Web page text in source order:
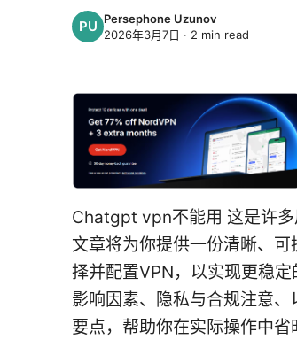
Persephone Uzunov
2026年3月7日 · 2 min read
Chatgpt vpn不能用 这是许
文章将为你提供一份清晰、
择并配置VPN，以实现更稳定
影响因素、隐私与合规注意
要点，帮助你在实际操作中省